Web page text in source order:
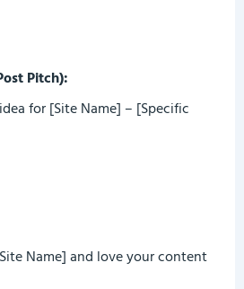
Pitch):
for [Site Name] – [Specific
Name] and love your content